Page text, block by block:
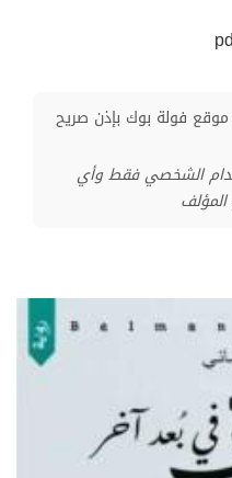
فولة بوك بإذن صريح
الشخصي فقط وأي